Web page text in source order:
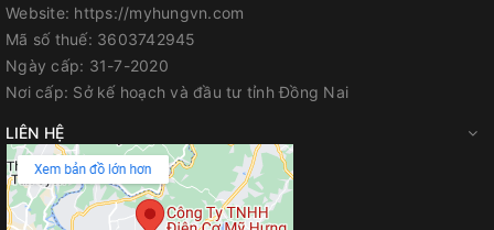
Website: https://myhungvn.com
Mã số thuế: 3603742945
Ngày cấp: 31-7-2020
Nơi cấp: Sở kế hoạch và đầu tư tỉnh Đồng Nai
LIÊN HỆ